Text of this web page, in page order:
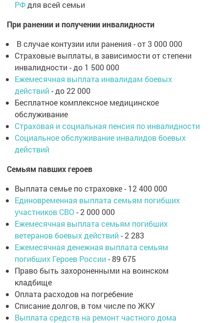
РФдля всей семьи
При ранении и получении инвалидности
В случае контузии или ранения - от 3 000 000
Страховые выплаты, в зависимости от степени
инвалидности - до 1 500 000
Ежемесячная выплата инвалидам боевых
действий - до 22 000
Бесплатное комплексное медицинское
обслуживание
Страховая и социальная пенсия по инвалидности
Социальное обслуживание инвалидов боевых
действий
Семьям павших героев
Выплата семье по страховке - 12 400 000
Единовременная выплата семьям погибших
участников СВО - 2 000 000
Ежемесячная выплата семьям погибших
ветеранов боевых действий - 2 283
Ежемесячная денежная выплата семьям
погибших Героев России - 89 675
Право быть захороненными на воинском
кладбище
Оплата расходов на погребение
Списание долгов, в том числе по ЖКУ
Выплата средств на ремонт частного дома